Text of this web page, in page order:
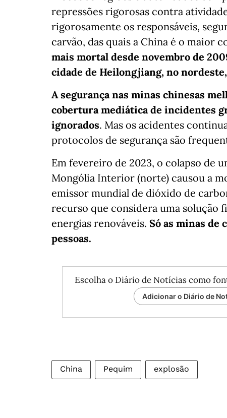
repressões rigorosas contra
rigorosamente os responsáveis,
carvão, das quais a China é o maior
mais mortal desde novembro de
cidade de Heilongjiang, no nordeste,
A segurança nas minas chinesas
cobertura mediática de incidentes
ignorados. Mas os acidentes
protocolos de segurança são
Em fevereiro de 2023, o colapso de
Mongólia Interior (norte) causou a
emissor mundial de dióxido de
recurso que considera uma
energias renováveis. Só as minas de
pessoas.
Escolha o Diário de Notícias como
Adicionar o Diário de
China Pequim explosão